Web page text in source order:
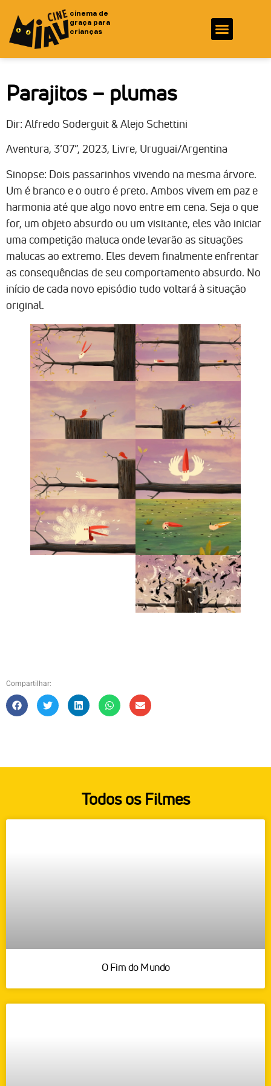
cinema de
graça para
crianças
Parajitos – plumas
Dir: Alfredo Soderguit & Alejo Schettini
Aventura, 3’07”, 2023, Livre, Uruguai/Argentina
Sinopse: Dois passarinhos vivendo na mesma árvore.
Um é branco e o outro é preto. Ambos vivem em paz e
harmonia até que algo novo entre em cena. Seja o que
for, um objeto absurdo ou um visitante, eles vão iniciar
uma competição maluca onde levarão as situações
malucas ao extremo. Eles devem finalmente enfrentar
as consequências de seu comportamento absurdo. No
início de cada novo episódio tudo voltará à situação
original.
Compartilhar:
Todos os Filmes
O Fim do Mundo